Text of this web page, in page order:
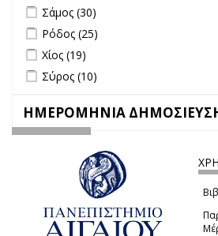
Apply Σάμος filter
Σάμος (30)
Apply Ρόδος filter
Ρόδος (25)
Apply Χίος filter
Χίος (19)
Apply Σύρος filter
Σύρος (10)
ΗΜΕΡΟΜΗΝΙΑ